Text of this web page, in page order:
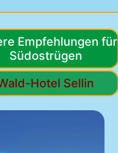
Empfehlungen für
Südostrügen
Hotel Sellin